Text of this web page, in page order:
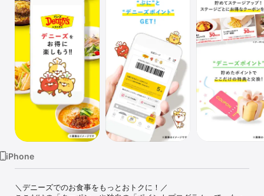
Watch
TV
iPhone
＼デニーズでのお食事をもっとおトクに！／